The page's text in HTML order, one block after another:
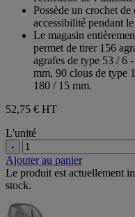
Possède un crochet
accessibilité pendant
Le magasin
permet de tirer 156
agrafes de type 53 / 6
mm, 90 clous de type
180 / 15 mm.
52,75 € HT
L'unité
-
Ajouter au panier
Le produit est actuellement
stock.